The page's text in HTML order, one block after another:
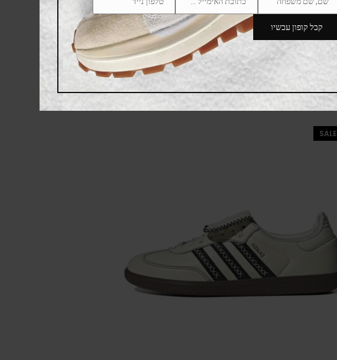
notitle x adidas Samba Brown
1,200.00₪
750.00₪
SALE
Name
Email
Phone
Number
קבל קופון עכשיו